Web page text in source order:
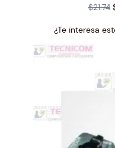
$21.74
¿Te interesa